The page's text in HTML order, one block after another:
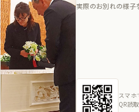
実際のお別れの様子
スマホ
QR読取